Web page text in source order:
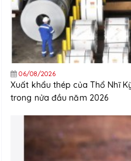
06/08/2026
Xuất khẩu thép của Thổ Nhĩ
trong nửa đầu năm 2026